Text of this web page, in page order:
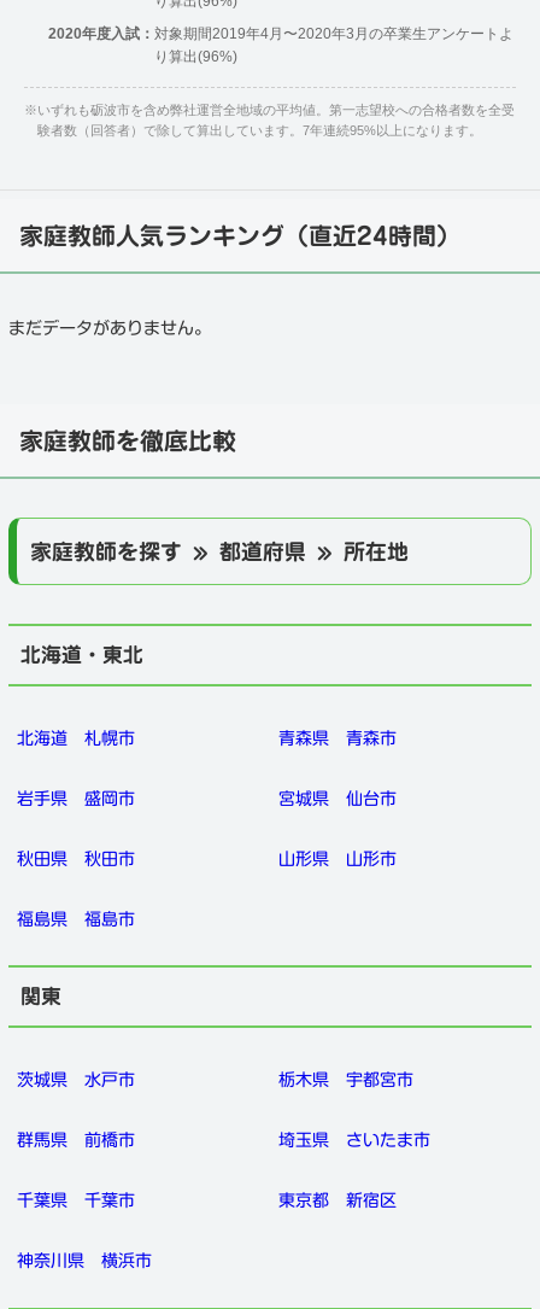
2020年度入試： 対象期間2019年4月〜2020年3月の卒業生アンケートよ
り算出(96%)
※いずれも砺波市を含め弊社運営全地域の平均値。第一志望校への合格者数を全受
験者数（回答者）で除して算出しています。7年連続95%以上になります。
家庭教師人気ランキング（直近24時間）
まだデータがありません。
家庭教師を徹底比較
家庭教師を探す » 都道府県 » 所在地
北海道・東北
北海道 札幌市 青森県 青森市
岩手県 盛岡市 宮城県 仙台市
秋田県 秋田市 山形県 山形市
福島県 福島市
関東
茨城県 水戸市 栃木県 宇都宮市
群馬県 前橋市 埼玉県 さいたま市
千葉県 千葉市 東京都 新宿区
神奈川県 横浜市